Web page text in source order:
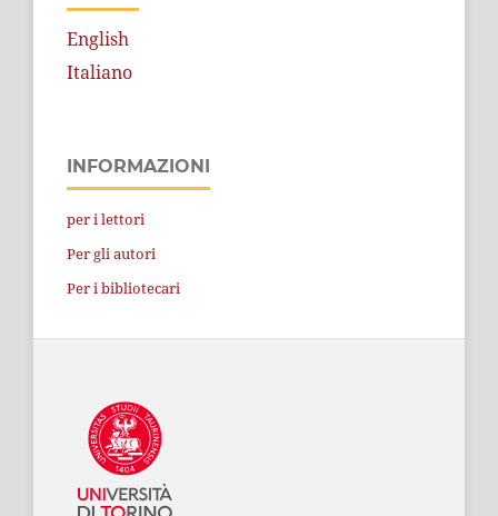
English
Italiano
INFORMAZIONI
per i lettori
Per gli autori
Per i bibliotecari